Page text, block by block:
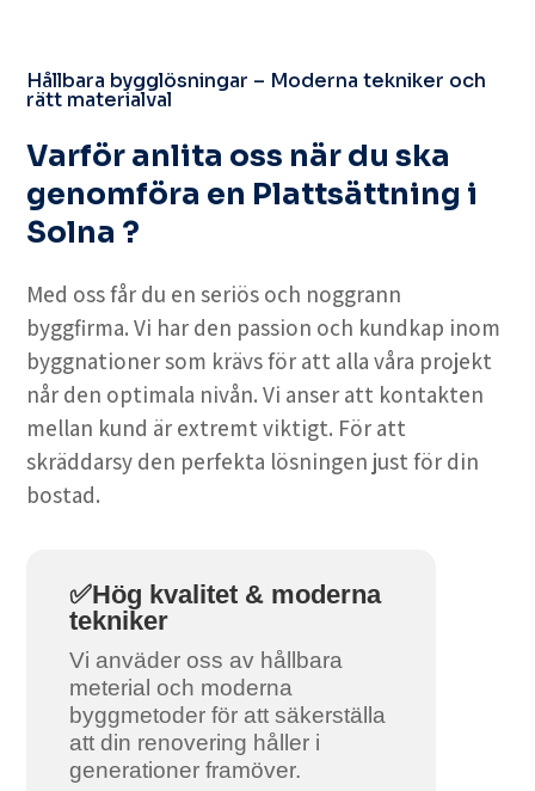
Hållbara bygglösningar – Moderna tekniker och
rätt materialval
Varför anlita oss när du ska
genomföra en Plattsättning i
Solna ?
Med oss får du en seriös och noggrann
byggfirma. Vi har den passion och kundkap inom
byggnationer som krävs för att alla våra projekt
når den optimala nivån. Vi anser att kontakten
mellan kund är extremt viktigt. För att
skräddarsy den perfekta lösningen just för din
bostad.
✅Hög kvalitet & moderna
tekniker
Vi anväder oss av hållbara
meterial och moderna
byggmetoder för att säkerställa
att din renovering håller i
generationer framöver.